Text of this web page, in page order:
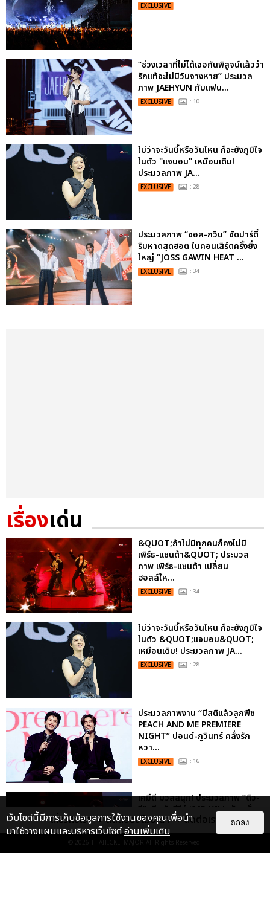
EXCLUSIVE
“ช่วงเวลาที่ไม่ได้เจอกันพิสูจน์แล้วว่า
รักแท้จะไม่มีวันจางหาย” ประมวล
ภาพ JAEHYUN กับแฟน...
EXCLUSIVE : 10
ไม่ว่าจะวันนี้หรือวันไหน ก็จะยังภูมิใจ
ในตัว "แจบอม" เหมือนเดิม!
ประมวลภาพ JA...
EXCLUSIVE : 28
ประมวลภาพ “จอส-กวิน” จัดปาร์ตี้
ริมหาดสุดฮอต ในคอนเสิร์ตครั้งยิ่ง
ใหญ่ “JOSS GAWIN HEAT ...
EXCLUSIVE : 34
เรื่องเด่น
&QUOT;ถ้าไม่มีทุกคนก็คงไม่มี
เพิร์ธ-แซนต้า&QUOT; ประมวล
ภาพ เพิร์ธ-แซนต้า เปลี่ยน
ฮอลล์ให...
EXCLUSIVE : 34
ไม่ว่าจะวันนี้หรือวันไหน ก็จะยังภูมิใจ
ในตัว &QUOT;แจบอม&QUOT;
เหมือนเดิม! ประมวลภาพ JA...
EXCLUSIVE : 28
ประมวลภาพงาน “มีสติแล้วลูกพีช
PEACH AND ME PREMIERE
NIGHT” ปอนด์-ภูวินทร์ คลั่งรัก
หวา...
EXCLUSIVE : 16
เคมีดี มวลสนุก! ประมวลภาพ “ดิว-
ธี” เปิดตัวซีรีส์ “MR.KILL มังงะสั่ง
ตาย” ในงาน “MR.KILL...
EXCLUSIVE : 14
เกี่ยวกับเรา ติดต่อลงโฆษณา ติดต่อเรา
© 2026 THAITICKETMAJOR All Rights Reserved.
เว็บไซต์นี้มีการเก็บข้อมูลการใช้งานของคุณเพื่อนำ
มาใช้วางแผนและบริหารเว็บไซต์อ่านเพิ่มเติม
ตกลง